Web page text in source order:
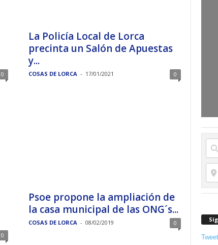
0
La Policía Local de Lorca
precinta un Salón de Apuestas
y...
COSAS DE LORCA - 17/01/2021 0
0
Psoe propone la ampliación de
la casa municipal de las ONG´s...
COSAS DE LORCA - 08/02/2019 0